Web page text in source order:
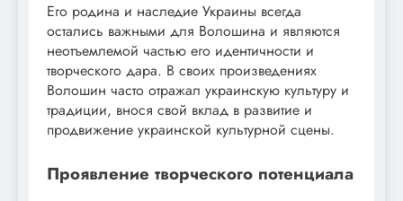
Его родина и наследие Украины всегда
остались важными для Волошина и являются
неотъемлемой частью его идентичности и
творческого дара. В своих произведениях
Волошин часто отражал украинскую культуру и
традиции, внося свой вклад в развитие и
продвижение украинской культурной сцены.
Проявление творческого потенциала